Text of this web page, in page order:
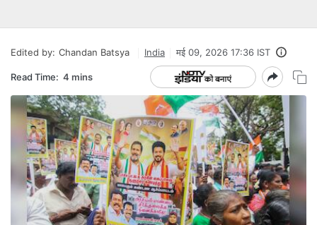
Edited by: Chandan Batsya India मई 09, 2026 17:36 IST
Read Time: 4 mins